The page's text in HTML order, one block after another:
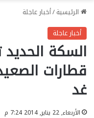
الرئيسية/أخبار عاجلة
أخبار عاجلة
السكة
قطارات
غد
الأربعاء, 22 يناير, 2014 7:24 م